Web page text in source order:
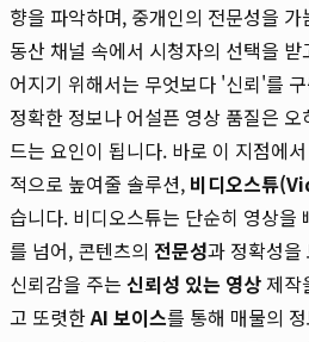
향을 파악하며, 중개인의 전문성을
동산 채널 속에서 시청자의 선택을
어지기 위해서는 무엇보다 '신뢰'를
정확한 정보나 어설픈 영상 품질은
드는 요인이 됩니다. 바로 이 지점에서
적으로 높여줄 솔루션, 비디오스튜
습니다. 비디오스튜는 단순히 영상을
를 넘어, 콘텐츠의 전문성과 정확성을
신뢰감을 주는 신뢰성 있는 영상제작
고 또렷한AI 보이스를 통해 매물의